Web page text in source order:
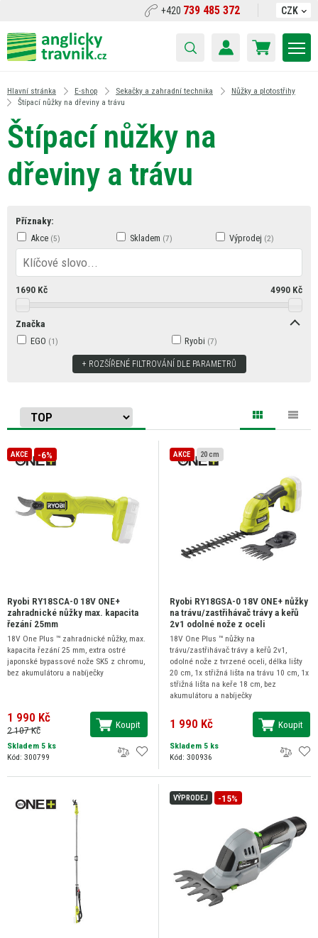
+420 739 485 372 CZK
Hlavní stránka E-shop Sekačky a zahradní technika
Nůžky a plotostřihy
Štípací nůžky na dřeviny a trávu
Štípací nůžky na
dřeviny a trávu
Příznaky:
Akce Skladem Výprodej
1690Kč 4990 Kč
Značka
EGO Ryobi
ROZŠÍŘENÉ FILTROVÁNÍ DLE PARAMETRŮ
AKCE -6%
Ryobi RY18SCA-0 18V ONE+
zahradnické nůžky max. kapacita
řezání 25mm
18V One Plus ™ zahradnické nůžky, max.
kapacita řezání 25 mm, extra ostré
japonské bypassové nože SK5 z chromu,
bez akumulátoru a nabíječky
1 990 Kč
2 107 Kč
Koupit
Skladem 5 ks
Kód: 300799
AKCE 20 cm
Ryobi RY18GSA-0 18V ONE+ nůžky
na trávu/zastřihávač trávy a keřů
2v1 odolné nože z oceli
18V One Plus ™ nůžky na
trávu/zastřihávač trávy a keřů 2v1,
odolné nože z tvrzené oceli, délka lišty
20 cm, 1x střižná lišta na trávu 10 cm, 1x
střižná lišta na keře 18 cm, bez
akumulátoru a nabíječky
1 990 Kč Koupit
Skladem 5 ks
Kód: 300936
VÝPRODEJ -15%